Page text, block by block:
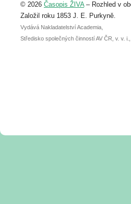
abstraktu přihlášené přednášky
posteru je už 30. června.
© 2026 Časopis ŽIVA– Rozhled v
Založil roku 1853 J. E. Purkyně.
Vydává Nakladatelství Academia,
Středisko společných činností AV ČR, v. v.